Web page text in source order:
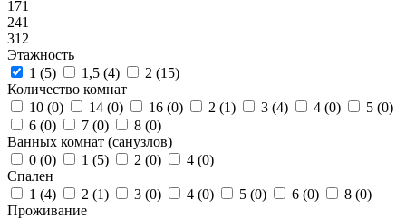
171
241
312
Этажность
1 (5) 1,5 (4) 2 (15)
Количество комнат
10 (0) 14 (0) 16 (0) 2 (1) 3 (4) 4 (0) 5 (0)
6 (0) 7 (0) 8 (0)
Ванных комнат (санузлов)
0 (0) 1 (5) 2 (0) 4 (0)
Спален
1 (4) 2 (1) 3 (0) 4 (0) 5 (0) 6 (0) 8 (0)
Проживание